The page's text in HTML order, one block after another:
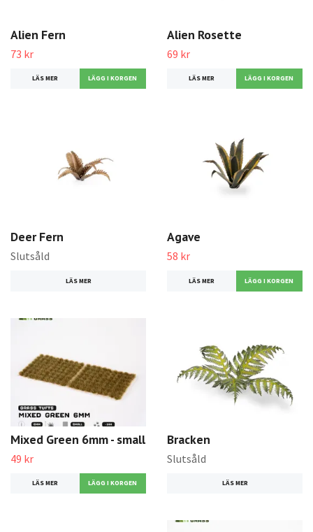
Alien Fern
73 kr
LÄS MER
Alien Rosette
69 kr
LÄS MER
Deer Fern
Slutsåld
LÄS MER
Agave
58 kr
LÄS MER
Mixed Green 6mm - small
49 kr
LÄS MER
Bracken
Slutsåld
LÄS MER